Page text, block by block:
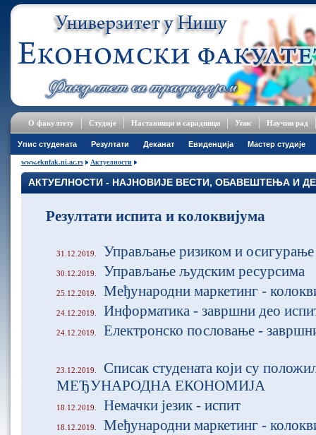
О факултету Студије Наставници и сарадници Упис Научни рад
Упис студената Резултати Деканат Евиденција Мастер студије
www.eknfak.ni.ac.rs Актуелности
АКТУЕЛНОСТИ - НАЈНОВИЈЕ ВЕСТИ, ОБАВЕШТЕЊА И
Резултати испита и колоквијума
31.12.2019. Управљање ризиком и осигурање
30.12.2019. Управљање људским ресурсима
25.12.2019. Међународни маркетинг -
24.12.2019. Информатика - завршни део
24.12.2019. Електронско пословање -
23.12.2019.
Списак студената који су
МЕЂУНАРОДНА ЕКОНОМИЈА
18.12.2019. Немачки језик - испит
18.12.2019. Међународни маркетинг -